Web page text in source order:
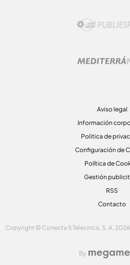
Aviso legal
Información
Politica de
Configuración de
Política de
Gestión
RSS
Contacto
Copyright © Conecta 5 Telecinco, S. A.
By